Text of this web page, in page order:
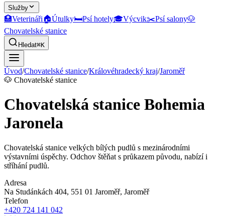
Služby
🏥Veterináři🏠Útulky🛏️Psí hotely🎓Výcvik✂️Psí salony🐶
Chovatelské stanice
Hledat⌘K
Úvod/Chovatelské stanice/Královéhradecký kraj/Jaroměř
🐶 Chovatelské stanice
Chovatelská stanice Bohemia
Jaronela
Chovatelská stanice velkých bílých pudlů s mezinárodními
výstavními úspěchy. Odchov štěňat s průkazem původu, nabízí i
stříhání pudlů.
Adresa
Na Studánkách 404, 551 01 Jaroměř, Jaroměř
Telefon
+420 724 141 042